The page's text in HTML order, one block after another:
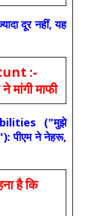
दूर नहीं, यह
:-
मांगी माफी
("मुझे
पीएम ने नेहरू,
है कि